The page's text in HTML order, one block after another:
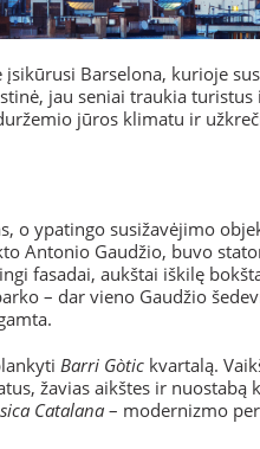
Barselona, kurioje
jau seniai traukia
jūros klimatu ir
o ypatingo susižavėjimo
Antonio Gaudžio, buvo
fasadai, aukštai iškilę
– dar vieno Gaudžio
Barri Gòtic kvartalą.
žavias aikštes ir nuostabą
Catalana – modernizmo